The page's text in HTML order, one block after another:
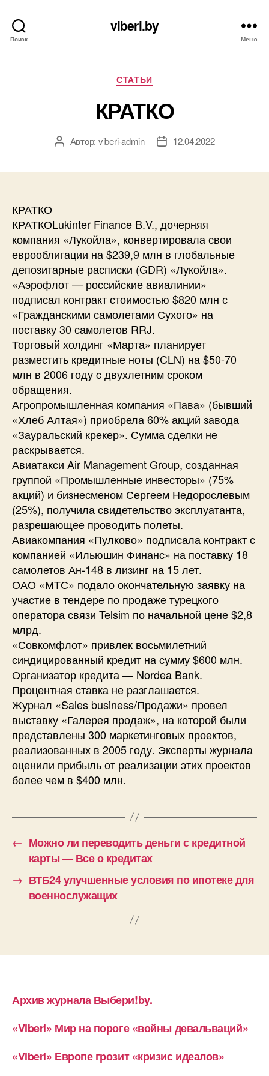
Поиск
viberi.by
Меню
Рубрики
СТАТЬИ
КРАТКО
АвторАвтор: viberi-admin
Дата12.04.2022
КРАТКО
КРАТКОLukinter Finance B.V., дочерняя
компания «Лукойла», конвертировала свои
еврооблигации на $239,9 млн в глобальные
депозитарные расписки (GDR) «Лукойла».
«Аэрофлот — российские авиалинии»
подписал контракт стоимостью $820 млн с
«Гражданскими самолетами Сухого» на
поставку 30 самолетов RRJ.
Торговый холдинг «Марта» планирует
разместить кредитные ноты (CLN) на $50-70
млн в 2006 году c двухлетним сроком
обращения.
Агропромышленная компания «Пава» (бывший
«Хлеб Алтая») приобрела 60% акций завода
«Зауральский крекер». Сумма сделки не
раскрывается.
Авиатакси Air Management Group, созданная
группой «Промышленные инвесторы» (75%
акций) и бизнесменом Сергеем Недорослевым
(25%), получила свидетельство эксплуатанта,
разрешающее проводить полеты.
Авиакомпания «Пулково» подписала контракт с
компанией «Ильюшин Финанс» на поставку 18
самолетов Ан-148 в лизинг на 15 лет.
ОАО «МТС» подало окончательную заявку на
участие в тендере по продаже турецкого
оператора связи Telsim по начальной цене $2,8
млрд.
«Совкомфлот» привлек восьмилетний
синдицированный кредит на сумму $600 млн.
Организатор кредита — Nordea Bank.
Процентная ставка не разглашается.
Журнал «Sales business/Продажи» провел
выставку «Галерея продаж», на которой были
представлены 300 маркетинговых проектов,
реализованных в 2005 году. Эксперты журнала
оценили прибыль от реализации этих проектов
более чем в $400 млн.
← Можно ли переводить деньги с кредитной
карты — Все о кредитах
→ ВТБ24 улучшенные условия по ипотеке для
военнослужащих
Архив журнала Выбери!by.
«Viberi» Мир на пороге «войны девальваций»
«Viberi» Европе грозит «кризис идеалов»